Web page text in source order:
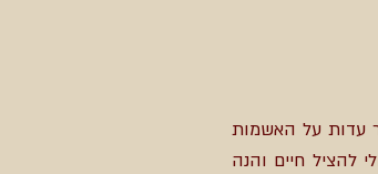
ועוד 3 קצינים. זומנתי לשם למסור עדות על האשמות
להציל חיים והנה